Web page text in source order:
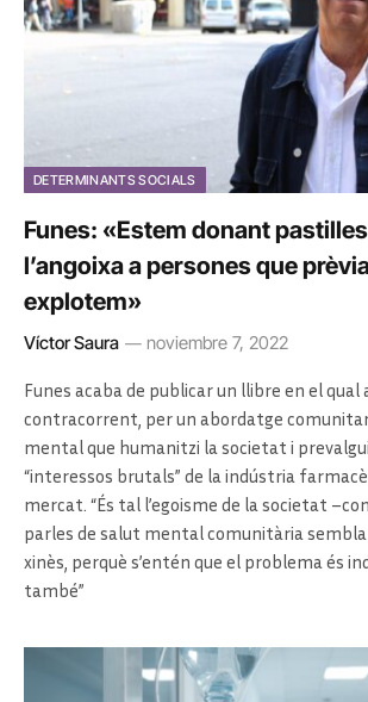
DETERMINANTS SOCIALS
Funes: «Estem donant
l’angoixa a persones que
explotem»
Víctor Saura noviembre 7, 2022
Funes acaba de publicar un llibre en el qual
contracorrent, per un abordatge
mental que humanitzi la societat i
“interessos brutals” de la indústria
mercat. “És tal l’egoisme de la societat
parles de salut mental comunitària sembla
xinès, perquè s’entén que el problema és
també”